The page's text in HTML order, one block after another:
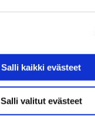
Salli kaikki evästeet
Salli valitut evästeet